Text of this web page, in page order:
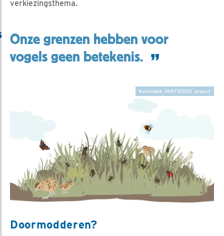
verkiezingsthema.
Onze grenzen hebben voor
vogels geen betekenis.
Keverbank PARTRIDGE project
Doormodderen?